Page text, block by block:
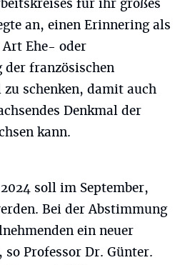
für ihr großes
an, einen Erinnering als
Art Ehe- oder
französischen
schenken, damit auch
Denkmal der
kann.
soll im September,
Bei der Abstimmung
ein neuer
Professor Dr. Günter.